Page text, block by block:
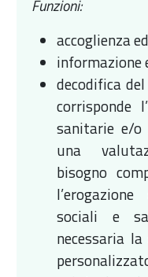
Funzioni:
accoglienza
informazione
decodifica
corrisponde
sanitarie e/o
una
bisogno
sociali e
necessaria